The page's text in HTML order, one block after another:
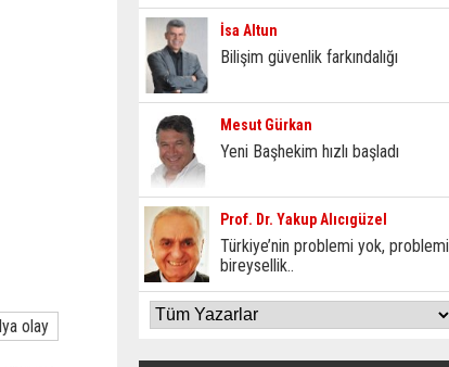
olay
İsa Altun
Bilişim güvenlik farkındalığı
Mesut Gürkan
Yeni Başhekim hızlı başladı
Prof. Dr. Yakup Alıcıgüzel
Türkiye’nin problemi yok, problemi
bireysellik..